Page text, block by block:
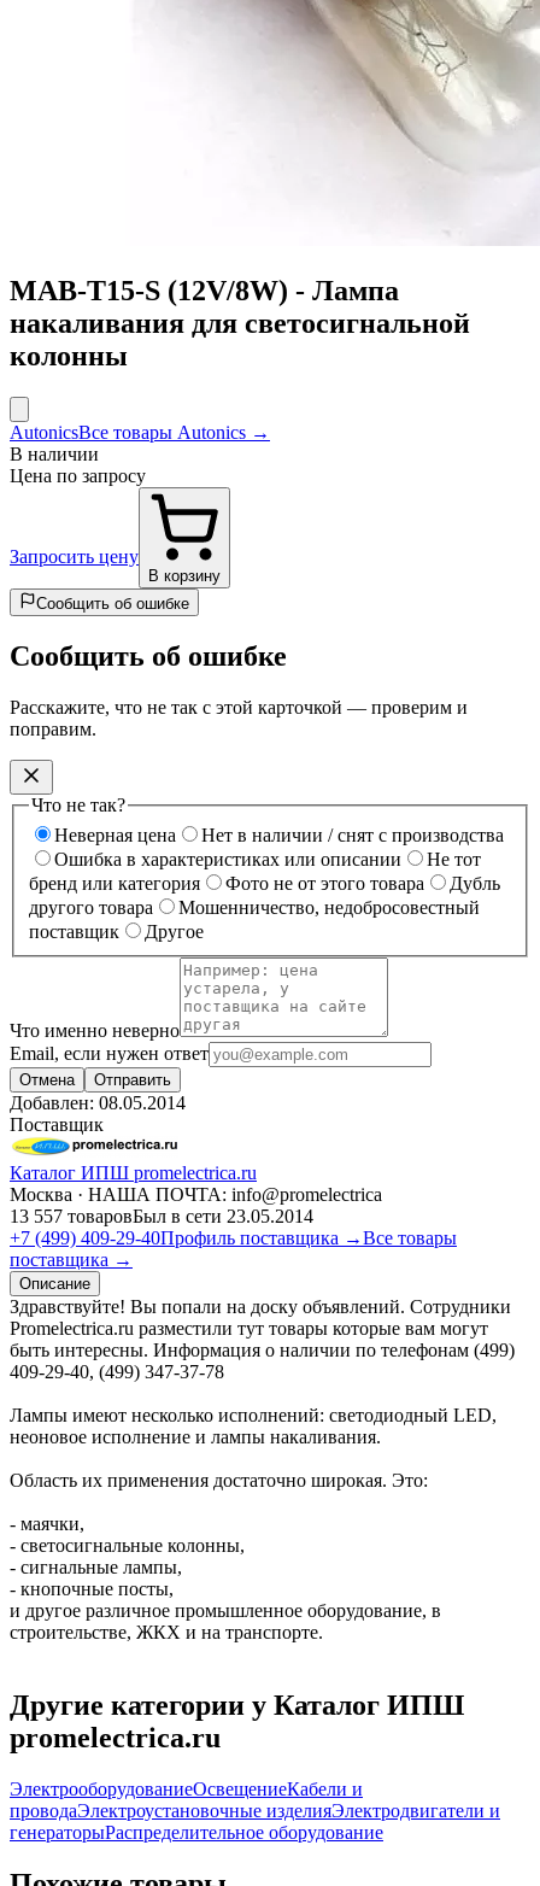
MAB-T15-S (12V/8W) - Лампа
накаливания для светосигнальной
колонны
AutonicsВсе товары Autonics →
В наличии
Цена по запросу
Запросить цену
В корзину
Сообщить об ошибке
Сообщить об ошибке
Расскажите, что не так с этой карточкой — проверим и
поправим.
Что не так?
Неверная цена
Нет в наличии / снят с производства
Ошибка в характеристиках или описании
Не тот
бренд или категория
Фото не от этого товара
Дубль
другого товара
Мошенничество, недобросовестный
поставщик
Другое
Что именно неверно
Email, если нужен ответ
Отмена Отправить
Добавлен: 08.05.2014
Поставщик
Каталог ИПШ promelectrica.ru
Москва · НАША ПОЧТА: info@promelectrica
13 557 товаровБыл в сети 23.05.2014
+7 (499) 409-29-40Профиль поставщика →Все товары
поставщика →
Описание
Здравствуйте! Вы попали на доску объявлений. Сотрудники
Promelectrica.ru разместили тут товары которые вам могут
быть интересны. Информация о наличии по телефонам (499)
409-29-40, (499) 347-37-78
Лампы имеют несколько исполнений: светодиодный LED,
неоновое исполнение и лампы накаливания.
Область их применения достаточно широкая. Это:
- маячки,
- светосигнальные колонны,
- сигнальные лампы,
- кнопочные посты,
и другое различное промышленное оборудование, в
строительстве, ЖКХ и на транспорте.
Другие категории у Каталог ИПШ
promelectrica.ru
ЭлектрооборудованиеОсвещениеКабели и
проводаЭлектроустановочные изделияЭлектродвигатели и
генераторыРаспределительное оборудование